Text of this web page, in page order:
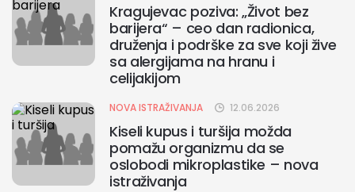
Kragujevac poziva: „Život bez
barijera“ – ceo dan radionica,
druženja i podrške za sve koji žive
sa alergijama na hranu i
celijakijom
NOVA ISTRAŽIVANJA 12.06.2026
Kiseli kupus i turšija možda
pomažu organizmu da se
oslobodi mikroplastike – nova
istraživanja